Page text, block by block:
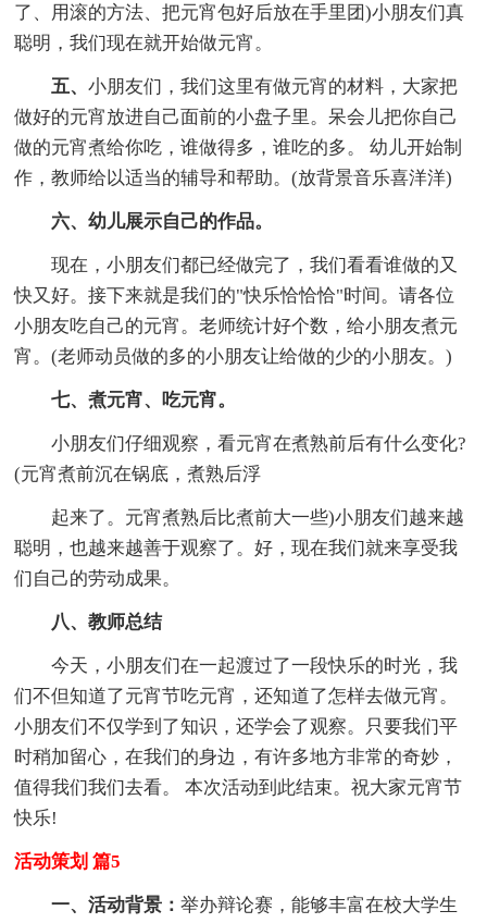
了、用滚的方法、把元宵包好后放在手里团)小朋友们真
聪明，我们现在就开始做元宵。
五、小朋友们，我们这里有做元宵的材料，大家把
做好的元宵放进自己面前的小盘子里。呆会儿把你自己
做的元宵煮给你吃，谁做得多，谁吃的多。 幼儿开始制
作，教师给以适当的辅导和帮助。(放背景音乐喜洋洋)
六、幼儿展示自己的作品。
现在，小朋友们都已经做完了，我们看看谁做的又
快又好。接下来就是我们的"快乐恰恰恰"时间。请各位
小朋友吃自己的元宵。老师统计好个数，给小朋友煮元
宵。(老师动员做的多的小朋友让给做的少的小朋友。)
七、煮元宵、吃元宵。
小朋友们仔细观察，看元宵在煮熟前后有什么变化?
(元宵煮前沉在锅底，煮熟后浮
起来了。元宵煮熟后比煮前大一些)小朋友们越来越
聪明，也越来越善于观察了。好，现在我们就来享受我
们自己的劳动成果。
八、教师总结
今天，小朋友们在一起渡过了一段快乐的时光，我
们不但知道了元宵节吃元宵，还知道了怎样去做元宵。
小朋友们不仅学到了知识，还学会了观察。只要我们平
时稍加留心，在我们的身边，有许多地方非常的奇妙，
值得我们我们去看。 本次活动到此结束。祝大家元宵节
快乐!
活动策划 篇5
一、活动背景：举办辩论赛，能够丰富在校大学生